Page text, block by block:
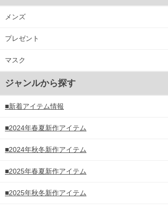
出荷まで約1週間～20日間程お時間を頂く場合がございます。
尚、裾上げした商品は返品・交換不可となりますので、予めご了承
一部、お直しに対応出来ない商品がございます。(例：裾にファス
※商品によって若干のサイズの誤差がございます。また、お客様
※当店での掲載商品は、実店鋪と在庫を共用しておりますので店
メンズ
プレゼント
マスク
ジャンルから探す
■新着アイテム情報
■2024年春夏新作アイテム
■2024年秋冬新作アイテム
■2025年春夏新作アイテム
■2025年秋冬新作アイテム